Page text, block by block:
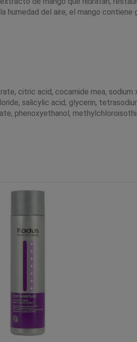
del aire, el mango
citric acid, cocamide mea,
salicylic acid, glycerin,
phenoxyethanol,